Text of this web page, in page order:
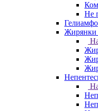
Не
Жирянки